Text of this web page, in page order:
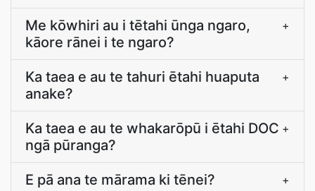
Me kōwhiri au i tētahi ūnga ngaro,
kāore rānei i te ngaro?
+
Ka taea e au te tahuri ētahi huaputa
anake?
+
Ka taea e au te whakarōpū i ētahi DOC
ngā pūranga?
+
E pā ana te mārama ki tēnei? +